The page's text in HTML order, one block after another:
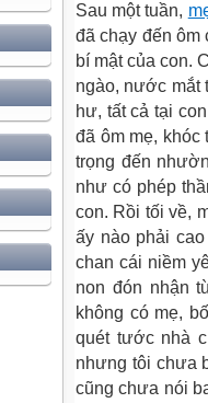
Sau một tuần,
đã chạy đến ôm
bí mật của con.
ngào, nước mắt
hư, tất cả tại
đã ôm mẹ, khóc
trọng đến
như có phép
con. Rồi tối về,
ấy nào phải
chan cái niềm
non đón nhận
không có mẹ,
quét tước nhà
nhưng tôi chưa
cũng chưa nói